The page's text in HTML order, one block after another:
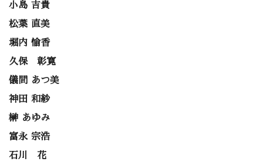
小島 吉貴
松葉 直美
堀内 愉香
久保 彰寛
儀間 あつ美
神田 和紗
榊 あゆみ
富永 宗浩
石川 花